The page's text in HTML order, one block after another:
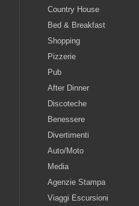
Country House
Bed & Breakfast
Shopping
Pizzerie
Pub
After Dinner
Discoteche
Benessere
Divertimenti
Auto/Moto
Media
Agenzie Stampa
Viaggi Escursioni